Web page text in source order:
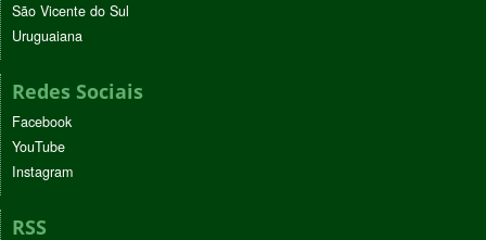
São Vicente do Sul
Uruguaiana
Redes Sociais
Facebook
YouTube
Instagram
RSS